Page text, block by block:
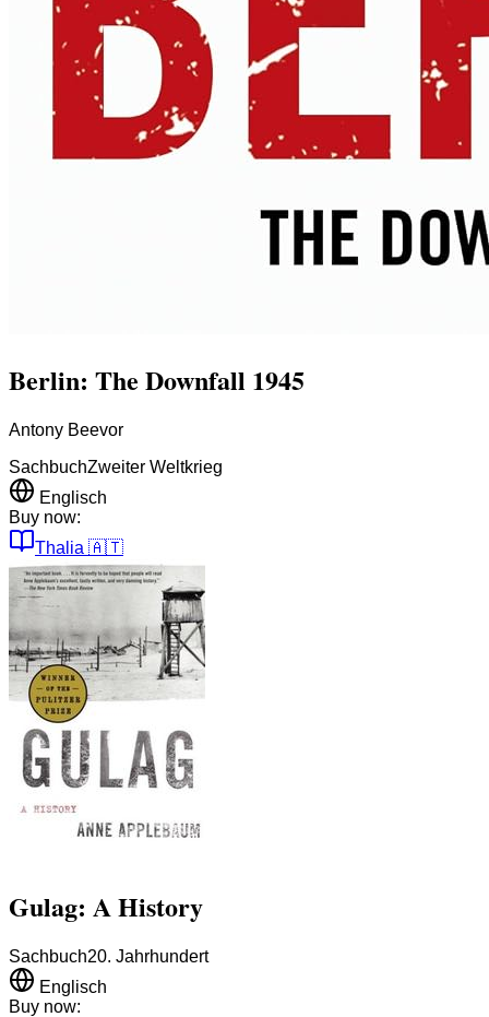
Berlin: The Downfall 1945
Antony Beevor
SachbuchZweiter Weltkrieg
Englisch
Buy now:
Thalia 🇦🇹
Gulag: A History
Sachbuch20. Jahrhundert
Englisch
Buy now: